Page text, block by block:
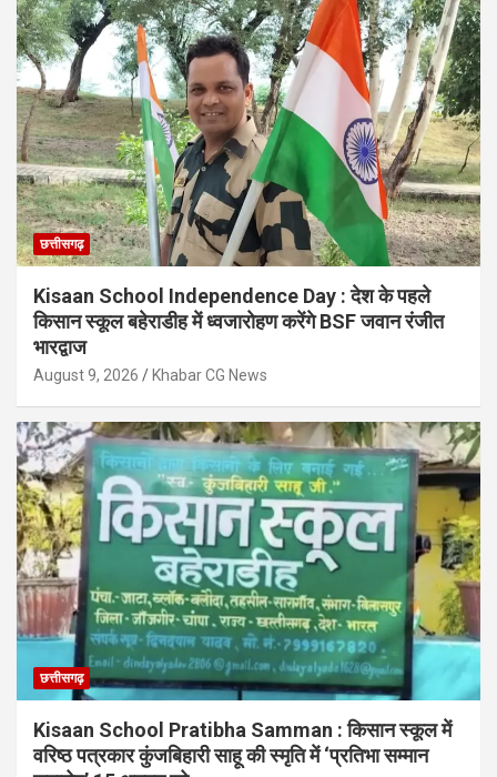
छत्तीसगढ़
Kisaan School Independence Day : देश के पहले
किसान स्कूल बहेराडीह में ध्वजारोहण करेंगे BSF जवान रंजीत
भारद्वाज
August 9, 2026 Khabar CG News
छत्तीसगढ़
Kisaan School Pratibha Samman : किसान स्कूल में
वरिष्ठ पत्रकार कुंजबिहारी साहू की स्मृति में ‘प्रतिभा सम्मान